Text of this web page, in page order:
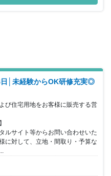
たなチャレンジに挑戦し続け
スタートも可能です。マネジ
30代の社員が多数在籍してお
できる環境があるため、成長
日│未経験からOK研修充実◎
び住宅用地をお客様に販売する営
ルサイト等からお問い合わせいた
に対して、立地・間取り・予算な